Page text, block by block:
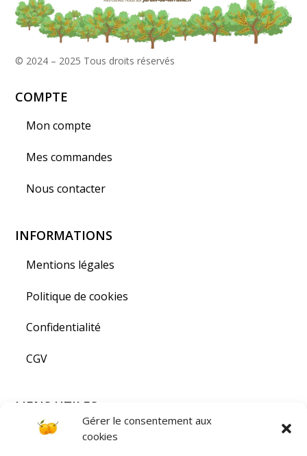
Gérer le consentement aux
cookies
© 2024 – 2025 Tous droits réservés
COMPTE
Mon compte
Mes commandes
Nous contacter
INFORMATIONS
Mentions légales
Politique de cookies
Confidentialité
CGV
LIENS UTILES
Visiter la Lorraine